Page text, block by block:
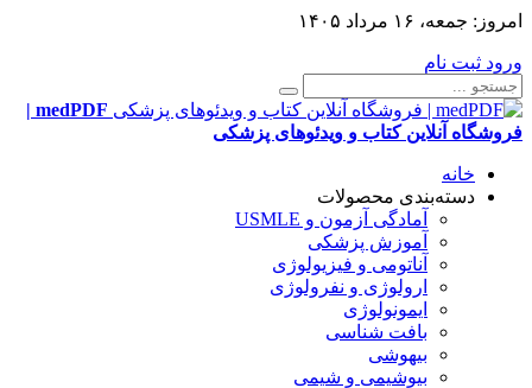
امروز: جمعه، ۱۶ مرداد ۱۴۰۵
ورود ثبت نام
medPDF |
فروشگاه آنلاین کتاب و ویدئوهای پزشکی
خانه
دسته‌بندی محصولات
آمادگی آزمون و USMLE
آموزش پزشکی
آناتومی و فیزیولوژی
ارولوژی و نفرولوژی
ایمونولوژی
بافت شناسی
بیهوشی
بیوشیمی و شیمی